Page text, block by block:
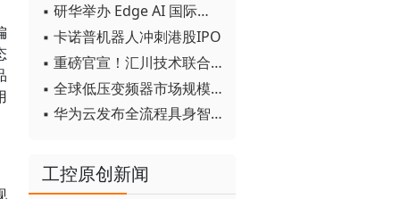
▪ 研华举办 Edge AI 国际论坛
▪ 卡诺普机器人冲刺港股IPO
▪ 重磅官宣！汇川技术联合发起 D12 联盟，开创产教融合新范式
▪ 全球低压变频器市场规模2030年将超170亿美元
▪ 华为云发布全流程具身智能开发平台CloudRobo
工控原创新闻